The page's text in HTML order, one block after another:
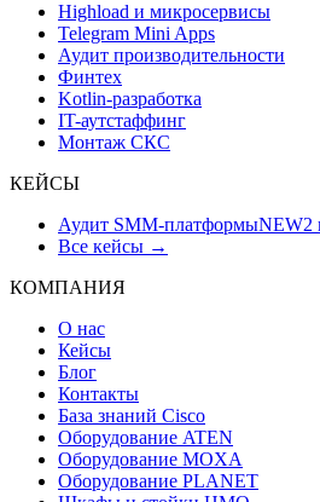
Highload и микросервисы
Telegram Mini Apps
Аудит производительности
Финтех
Kotlin-разработка
IT-аутстаффинг
Монтаж СКС
КЕЙСЫ
Аудит SMM-платформыNEW2
Все кейсы →
КОМПАНИЯ
О нас
Кейсы
Блог
Контакты
База знаний Cisco
Оборудование ATEN
Оборудование MOXA
Оборудование PLANET